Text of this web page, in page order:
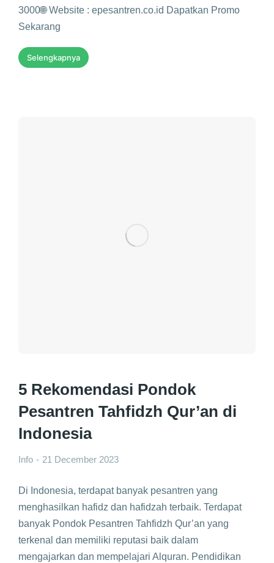
3000🌐 Website : epesantren.co.id Dapatkan Promo
Sekarang
Selengkapnya
5 Rekomendasi Pondok
Pesantren Tahfidzh Qur’an di
Indonesia
Info 21 December 2023
Di Indonesia, terdapat banyak pesantren yang
menghasilkan hafidz dan hafidzah terbaik. Terdapat
banyak Pondok Pesantren Tahfidzh Qur’an yang
terkenal dan memiliki reputasi baik dalam
mengajarkan dan mempelajari Alquran. Pendidikan